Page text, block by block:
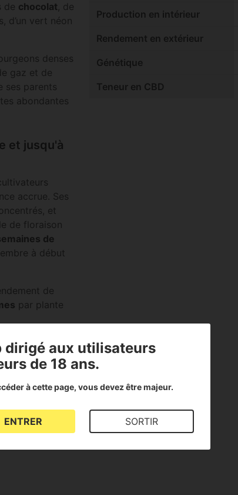
de chocolat, de
d’un vert néon
denses
gaz et de
ses parents
abondantes
et jusqu'à
accrue. Ses
et
de floraison
de
à début
de
par plante
diesel épicé et
une relaxation
les
touche
cette
une légère
Production en intérieur
Rendement en extérieur
Génétique
Teneur en CBD
dirigé aux utilisateurs
de 18 ans.
à cette page, vous devez être majeur.
ENTRER SORTIR